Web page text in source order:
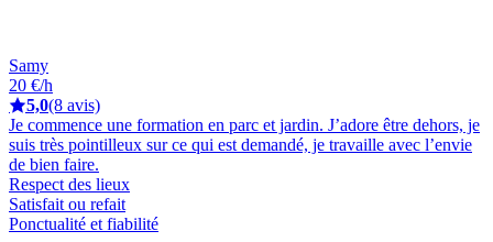
Samy
20 €/h
5,0(8 avis)
Je commence une formation en parc et jardin. J’adore être dehors, je
suis très pointilleux sur ce qui est demandé, je travaille avec l’envie
de bien faire.
Respect des lieux
Satisfait ou refait
Ponctualité et fiabilité